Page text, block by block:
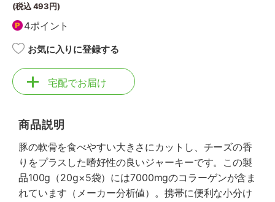
(税込493円)
4ポイント
お気に入りに登録する
宅配でお届け
商品説明
豚の軟骨を食べやすい大きさにカットし、チーズの香
りをプラスした嗜好性の良いジャーキーです。この製
品100g（20g×5袋）には7000mgのコラーゲンが含ま
れています（メーカー分析値）。携帯に便利な小分け